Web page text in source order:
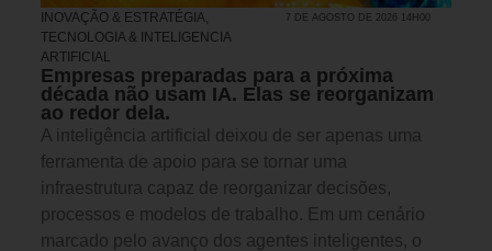
INOVAÇÃO & ESTRATÉGIA
TECNOLOGIA & INTELIGENCIA
ARTIFICIAL
7 DE AGOSTO DE 2026 14H00
Empresas preparadas para a próxima
década não usam IA. Elas se reorganizam
ao redor dela.
A inteligência artificial deixou de ser apenas uma
ferramenta de apoio para se tornar uma
infraestrutura capaz de reorganizar decisões,
processos e modelos de trabalho. Em um cenário
marcado pelo avanço dos agentes inteligentes, o